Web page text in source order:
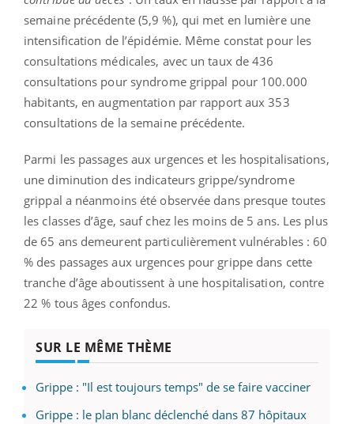
semaine précédente (5,9 %), qui met en lumière une
intensification de l’épidémie. Même constat pour les
consultations médicales, avec un taux de 436
consultations pour syndrome grippal pour 100.000
habitants, en augmentation par rapport aux 353
consultations de la semaine précédente.
Parmi les passages aux urgences et les hospitalisations,
une diminution des indicateurs grippe/syndrome
grippal a néanmoins été observée dans presque toutes
les classes d’âge, sauf chez les moins de 5 ans. Les plus
de 65 ans demeurent particulièrement vulnérables : 60
% des passages aux urgences pour grippe dans cette
tranche d’âge aboutissent à une hospitalisation, contre
22 % tous âges confondus.
SUR LE MÊME THÈME
Grippe : "Il est toujours temps" de se faire vacciner
Grippe : le plan blanc déclenché dans 87 hôpitaux